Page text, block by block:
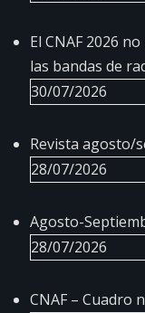
El CNAF 2026
las bandas de
30/07/2026
Revista agosto/
28/07/2026
Agosto-
28/07/2026
CNAF – Cuadro